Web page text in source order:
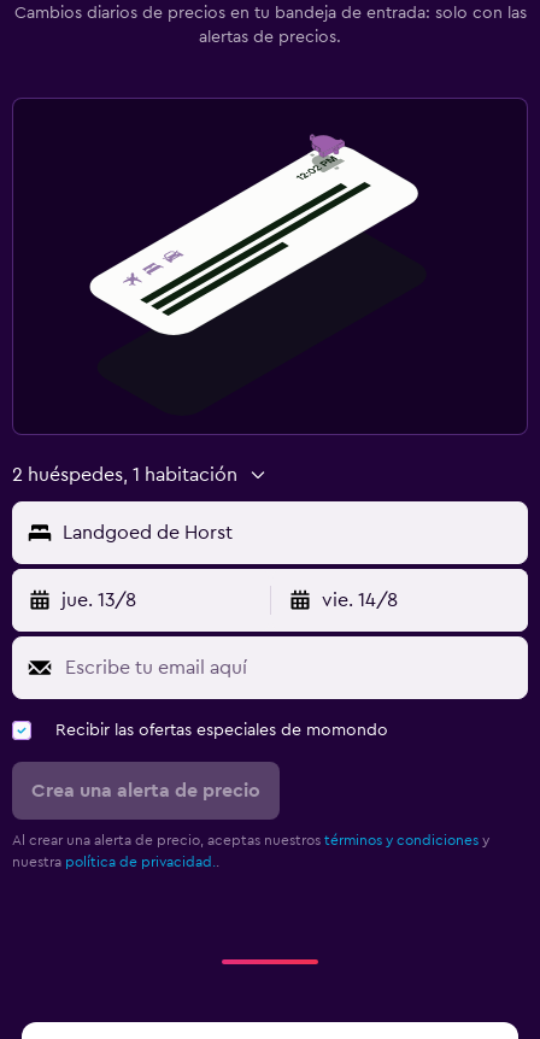
Cambios diarios de precios en tu bandeja de entrada: solo con las
alertas de precios.
2 huéspedes, 1 habitación
Landgoed de Horst
jue. 13/8 vie. 14/8
Recibir las ofertas especiales de momondo
Crea una alerta de precio
Al crear una alerta de precio, aceptas nuestros términos y condiciones y
nuestra política de privacidad.